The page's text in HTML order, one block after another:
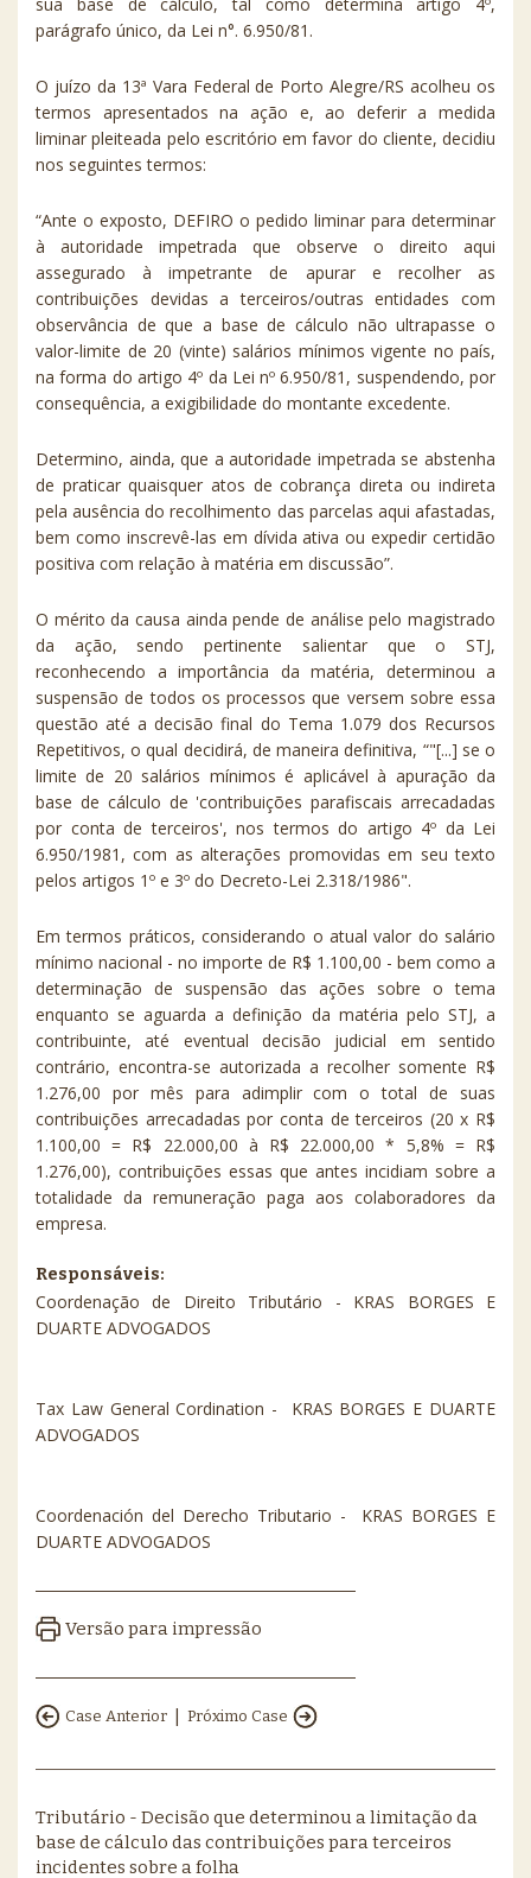
parágrafo único, da Lei n°. 6.950/81.
O juízo da 13ª Vara Federal de Porto Alegre/RS acolheu os
termos apresentados na ação e, ao deferir a medida
liminar pleiteada pelo escritório em favor do cliente, decidiu
nos seguintes termos:
“Ante o exposto, DEFIRO o pedido liminar para determinar
à autoridade impetrada que observe o direito aqui
assegurado à impetrante de apurar e recolher as
contribuições devidas a terceiros/outras entidades com
observância de que a base de cálculo não ultrapasse o
valor-limite de 20 (vinte) salários mínimos vigente no país,
na forma do artigo 4º da Lei nº 6.950/81, suspendendo, por
consequência, a exigibilidade do montante excedente.
Determino, ainda, que a autoridade impetrada se abstenha
de praticar quaisquer atos de cobrança direta ou indireta
pela ausência do recolhimento das parcelas aqui afastadas,
bem como inscrevê-las em dívida ativa ou expedir certidão
positiva com relação à matéria em discussão”.
O mérito da causa ainda pende de análise pelo magistrado
da ação, sendo pertinente salientar que o STJ,
reconhecendo a importância da matéria, determinou a
suspensão de todos os processos que versem sobre essa
questão até a decisão final do Tema 1.079 dos Recursos
Repetitivos, o qual decidirá, de maneira definitiva, “"[...] se o
limite de 20 salários mínimos é aplicável à apuração da
base de cálculo de 'contribuições parafiscais arrecadadas
por conta de terceiros', nos termos do artigo 4º da Lei
6.950/1981, com as alterações promovidas em seu texto
pelos artigos 1º e 3º do Decreto-Lei 2.318/1986".
Em termos práticos, considerando o atual valor do salário
mínimo nacional - no importe de R$ 1.100,00 - bem como a
determinação de suspensão das ações sobre o tema
enquanto se aguarda a definição da matéria pelo STJ, a
contribuinte, até eventual decisão judicial em sentido
contrário, encontra-se autorizada a recolher somente R$
1.276,00 por mês para adimplir com o total de suas
contribuições arrecadadas por conta de terceiros (20 x R$
1.100,00 = R$ 22.000,00 à R$ 22.000,00 * 5,8% = R$
1.276,00), contribuições essas que antes incidiam sobre a
totalidade da remuneração paga aos colaboradores da
empresa.
Responsáveis:
Coordenação de Direito Tributário - KRAS BORGES E
DUARTE ADVOGADOS
Tax Law General Cordination - KRAS BORGES E DUARTE
ADVOGADOS
Coordenación del Derecho Tributario - KRAS BORGES E
DUARTE ADVOGADOS
Versão para impressão
Case Anterior | Próximo Case
Tributário - Decisão que determinou a limitação da
base de cálculo das contribuições para terceiros
incidentes sobre a folha